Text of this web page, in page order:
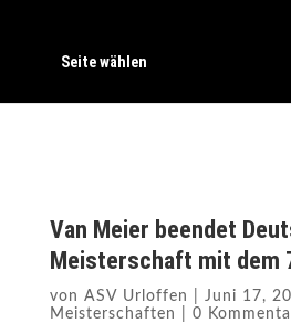
Seite wählen
Van Meier beendet
Meisterschaft mit dem
von ASV Urloffen Juni 17,
Meisterschaften
0